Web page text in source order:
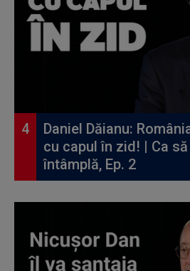
Daniel Dăianu:
cu capul în zid! | Ca
întâmplă, Ep. 2